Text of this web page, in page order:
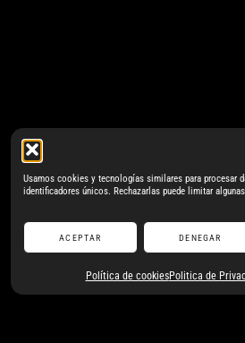
Usamos cookies y tecnologías similares para procesar
identificadores únicos. Rechazarlas puede limitar
ACEPTAR DENEGAR
Política de cookiesPolitica de